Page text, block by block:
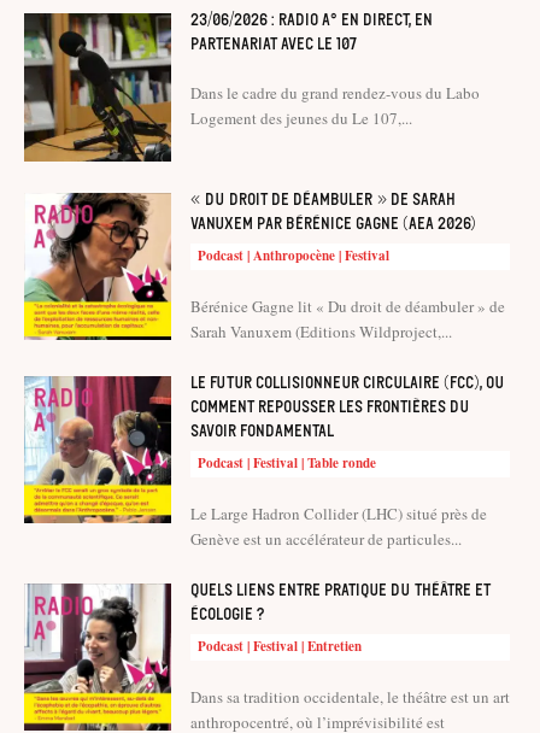
23/06/2026 : Radio A° en direct, en
partenariat avec le 107
Dans le cadre du grand rendez-vous du Labo
Logement des jeunes du Le 107,...
« Du droit de déambuler » de Sarah
Vanuxem par Bérénice Gagne (AEA 2026)
Podcast | Anthropocène | Festival
Bérénice Gagne lit « Du droit de déambuler » de
Sarah Vanuxem (Editions Wildproject,...
Le Futur Collisionneur Circulaire (FCC), ou
comment repousser les frontières du
savoir fondamental
Podcast | Festival | Table ronde
Le Large Hadron Collider (LHC) situé près de
Genève est un accélérateur de particules...
Quels liens entre pratique du théâtre et
écologie ?
Podcast | Festival | Entretien
Dans sa tradition occidentale, le théâtre est un art
anthropocentré, où l’imprévisibilité est